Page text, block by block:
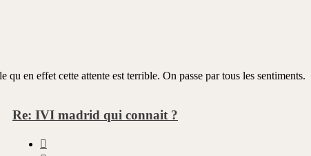
en effet cette attente est terrible. On passe par tous les sentiments.
Re: IVI madrid qui connait ?